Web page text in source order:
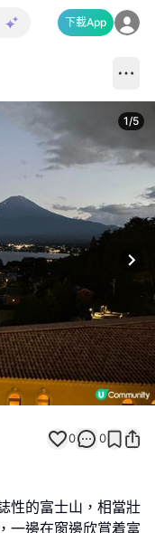
下載App
1/5
0 0
性的富士山，相當壯
一邊在窗邊欣賞着富